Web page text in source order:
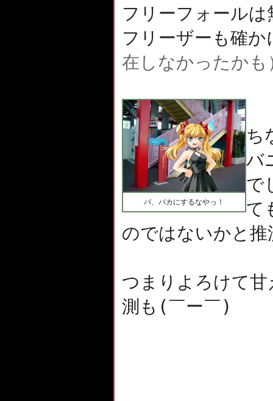
フリーフォール
フリーザーも確
在しなかったかも
バ、バカにするなやっ！
ち
バ
で
て
のではないかと
つまりよろけて
測も (￣ー￣)